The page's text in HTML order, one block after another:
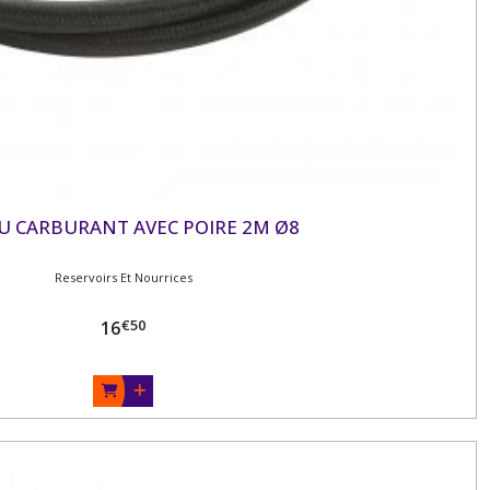
CARBURANT AVEC POIRE 2M Ø8
Reservoirs Et Nourrices
16€50